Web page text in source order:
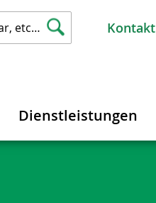
Kontakt
Dienstleistungen